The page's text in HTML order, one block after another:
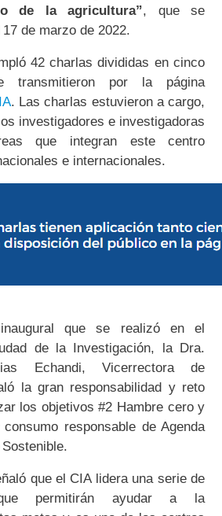
de la agricultura”, que se
de marzo de 2022.
42 charlas divididas en cinco
transmitieron por la página
. Las charlas estuvieron a cargo,
investigadores e investigadoras
que integran este centro
e internacionales.
que se realizó en el
de la Investigación, la Dra.
Echandi, Vicerrectora de
la gran responsabilidad y reto
los objetivos #2 Hambre cero y
responsable de Agenda
que el CIA lidera una serie de
que permitirán ayudar a la